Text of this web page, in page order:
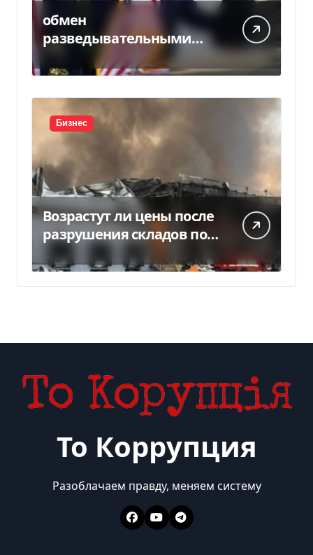
обмен
разведывательными
данными между
Украиной и США
значительно вырос, —
Politico
Бизнес
Возрастут ли цены после
разрушения складов под
То Коррупция
Разоблачаем правду, меняем систему